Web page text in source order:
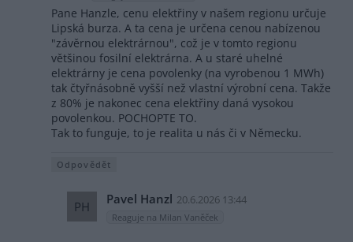
Pane Hanzle, cenu elektřiny v našem regionu určuje
Lipská burza. A ta cena je určena cenou nabízenou
"závěrnou elektrárnou", což je v tomto regionu
většinou fosilní elektrárna. A u staré uhelné
elektrárny je cena povolenky (na vyrobenou 1 MWh)
tak čtyřnásobně vyšší než vlastní výrobní cena. Takže
z 80% je nakonec cena elektřiny daná vysokou
povolenkou. POCHOPTE TO.
Tak to funguje, to je realita u nás či v Německu.
Odpovědět
PH Pavel Hanzl 20.6.2026 13:44
Reaguje na Milan Vaněček